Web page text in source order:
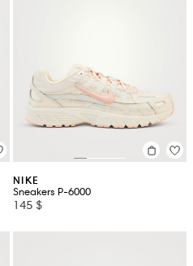
NIKE
Sneakers P-6000
145 $